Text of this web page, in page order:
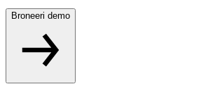
Broneeri demo